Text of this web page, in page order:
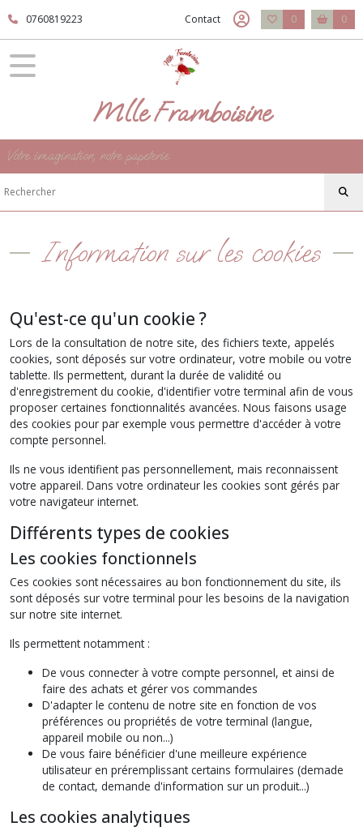
0760819223 Contact 0 0
Mlle Framboisine
Votre imagination, notre papeterie
Information sur les cookies
Qu'est-ce qu'un cookie ?
Lors de la consultation de notre site, des fichiers texte, appelés
cookies, sont déposés sur votre ordinateur, votre mobile ou votre
tablette. Ils permettent, durant la durée de validité ou
d'enregistrement du cookie, d'identifier votre terminal afin de vous
proposer certaines fonctionnalités avancées. Nous faisons usage
des cookies pour par exemple vous permettre d'accéder à votre
compte personnel.
Ils ne vous identifient pas personnellement, mais reconnaissent
votre appareil. Dans votre ordinateur les cookies sont gérés par
votre navigateur internet.
Différents types de cookies
Les cookies fonctionnels
Ces cookies sont nécessaires au bon fonctionnement du site, ils
sont déposés sur votre terminal pour les besoins de la navigation
sur notre site internet.
Ils permettent notamment :
De vous connecter à votre compte personnel, et ainsi de
faire des achats et gérer vos commandes
D'adapter le contenu de notre site en fonction de vos
préférences ou propriétés de votre terminal (langue,
appareil mobile ou non...)
De vous faire bénéficier d'une meilleure expérience
utilisateur en préremplissant certains formulaires (demade
de contact, demande d'information sur un produit...)
Les cookies analytiques